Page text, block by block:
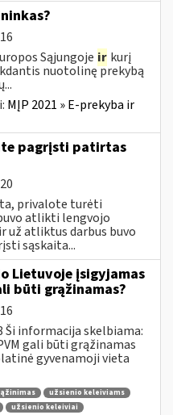
Sąjungoje ir kurį
nuotolinę prekybą
MĮP 2021 » E-prekyba ir
pagrįsti patirtas
privalote turėti
atlikti lengvojo
atliktus darbus buvo
sąskaita...
Lietuvoje įsigyjamas
būti grąžinamas?
Ši informacija skelbiama:
gali būti grąžinamas
gyvenamoji vieta
užsienio keleiviams
užsienio keleiviai